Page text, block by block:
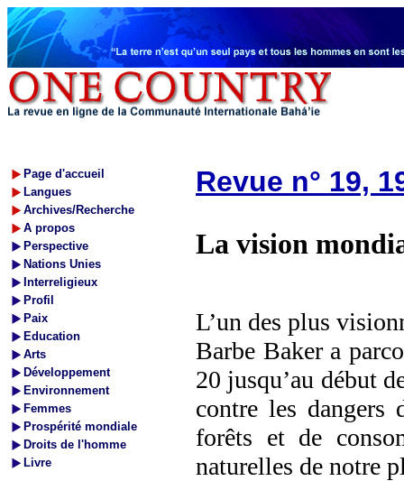
Page d'accueil
Langues
Archives/Recherche
A propos
Perspective
Nations Unies
Interreligieux
Profil
Paix
Education
Arts
Développement
Environnement
Femmes
Prospérité mondiale
Droits de l'homme
Livre
Revue n° 19,
La vision
L’un des plus
Barbe Baker a
20 jusqu’au début
contre les dangers
forêts et de
naturelles de notre